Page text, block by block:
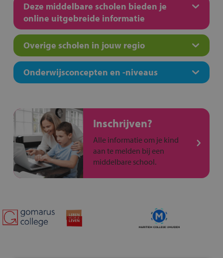
Deze middelbare scholen bieden je
online uitgebreide informatie
Overige scholen in jouw regio
Onderwijsconcepten en -niveaus
Inschrijven?
Alle informatie om je kind
aan te melden bij een
middelbare school.